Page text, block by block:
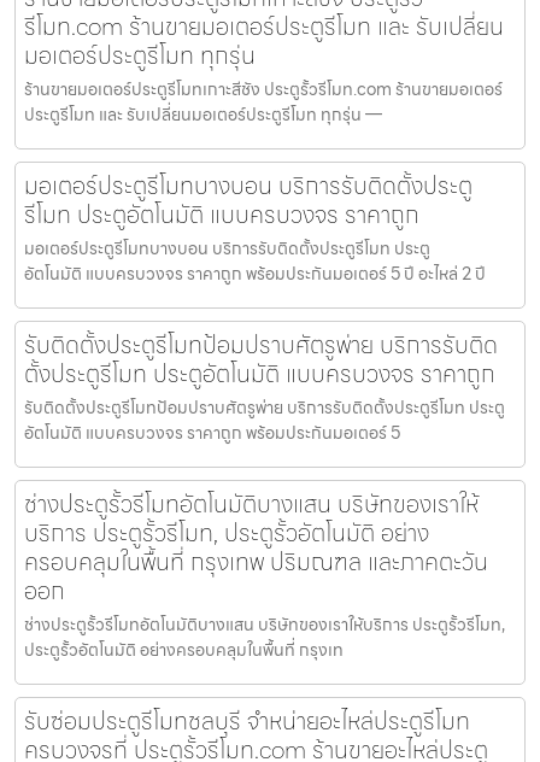
รีโมท.com ร้านขายมอเตอร์ประตูรีโมท และ รับเปลี่ยน
มอเตอร์ประตูรีโมท ทุกรุ่น
ร้านขายมอเตอร์ประตูรีโมทเกาะสีชัง ประตูรั้วรีโมท.com ร้านขายมอเตอร์
ประตูรีโมท และ รับเปลี่ยนมอเตอร์ประตูรีโมท ทุกรุ่น —
มอเตอร์ประตูรีโมทบางบอน บริการรับติดตั้งประตู
รีโมท ประตูอัตโนมัติ แบบครบวงจร ราคาถูก
มอเตอร์ประตูรีโมทบางบอน บริการรับติดตั้งประตูรีโมท ประตู
อัตโนมัติ แบบครบวงจร ราคาถูก พร้อมประกันมอเตอร์ 5 ปี อะไหล่ 2 ปี
รับติดตั้งประตูรีโมทป้อมปราบศัตรูพ่าย บริการรับติด
ตั้งประตูรีโมท ประตูอัตโนมัติ แบบครบวงจร ราคาถูก
รับติดตั้งประตูรีโมทป้อมปราบศัตรูพ่าย บริการรับติดตั้งประตูรีโมท ประตู
อัตโนมัติ แบบครบวงจร ราคาถูก พร้อมประกันมอเตอร์ 5
ช่างประตูรั้วรีโมทอัตโนมัติบางแสน บริษัทของเราให้
บริการ ประตูรั้วรีโมท, ประตูรั้วอัตโนมัติ อย่าง
ครอบคลุมในพื้นที่ กรุงเทพ ปริมณฑล และภาคตะวัน
ออก
ช่างประตูรั้วรีโมทอัตโนมัติบางแสน บริษัทของเราให้บริการ ประตูรั้วรีโมท,
ประตูรั้วอัตโนมัติ อย่างครอบคลุมในพื้นที่ กรุงเท
รับซ่อมประตูรีโมทชลบุรี จำหน่ายอะไหล่ประตูรีโมท
ครบวงจรที่ ประตูรั้วรีโมท.com ร้านขายอะไหล่ประตู